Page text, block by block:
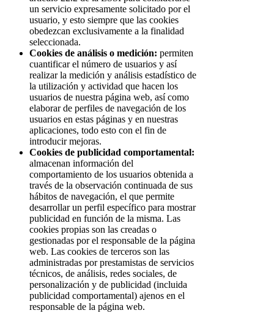
un servicio expresamente solicitado por el
usuario, y esto siempre que las cookies
obedezcan exclusivamente a la finalidad
seleccionada.
Cookies de análisis o medición: permiten
cuantificar el número de usuarios y así
realizar la medición y análisis estadístico de
la utilización y actividad que hacen los
usuarios de nuestra página web, así como
elaborar de perfiles de navegación de los
usuarios en estas páginas y en nuestras
aplicaciones, todo esto con el fin de
introducir mejoras.
Cookies de publicidad comportamental:
almacenan información del
comportamiento de los usuarios obtenida a
través de la observación continuada de sus
hábitos de navegación, el que permite
desarrollar un perfil específico para mostrar
publicidad en función de la misma. Las
cookies propias son las creadas o
gestionadas por el responsable de la página
web. Las cookies de terceros son las
administradas por prestamistas de servicios
técnicos, de análisis, redes sociales, de
personalización y de publicidad (incluida
publicidad comportamental) ajenos en el
responsable de la página web.